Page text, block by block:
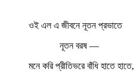
ওই এল এ জীবনে নূতন প্রভাতে
নূতন বরষ —
মনে করি প্রীতিভরে বাঁধি হাতে হাতে,